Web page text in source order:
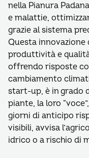
nella Pianura
e malattie,
grazie al sistema
Questa
produttività e
offrendo risposte
cambiamento
start-up, è in grado
piante, la loro
giorni di anticipo
visibili, avvisa
idrico o a rischio di